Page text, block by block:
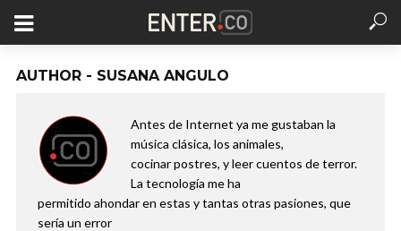
AUTHOR - SUSANA ANGULO
Antes de Internet ya me gustaban la
música clásica, los animales,
cocinar postres, y leer cuentos de terror.
La tecnología me ha
permitido ahondar en estas y tantas otras pasiones, que
sería un error